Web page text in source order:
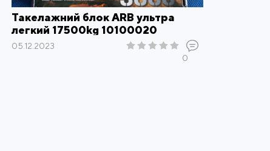
Такелажний блок ARB ультра
легкий 17500kg 10100020
05.12.2023
0